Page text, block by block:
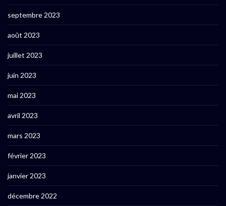
septembre 2023
août 2023
juillet 2023
juin 2023
mai 2023
avril 2023
mars 2023
février 2023
janvier 2023
décembre 2022